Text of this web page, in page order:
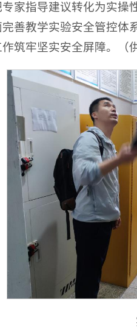
家指导建议转化为实
善教学实验安全管控体
筑牢坚实安全屏障。（